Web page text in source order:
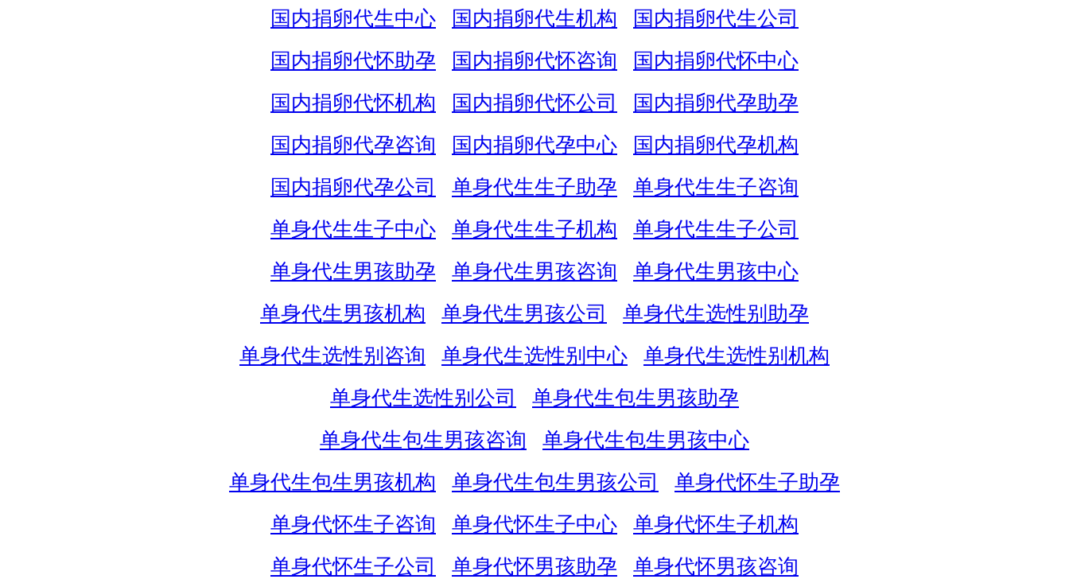
国内捐卵代生中心
国内捐卵代生机构
国内捐卵代生公司
国内捐卵代怀助孕
国内捐卵代怀咨询
国内捐卵代怀中心
国内捐卵代怀机构
国内捐卵代怀公司
国内捐卵代孕助孕
国内捐卵代孕咨询
国内捐卵代孕中心
国内捐卵代孕机构
国内捐卵代孕公司
单身代生生子助孕
单身代生生子咨询
单身代生生子中心
单身代生生子机构
单身代生生子公司
单身代生男孩助孕
单身代生男孩咨询
单身代生男孩中心
单身代生男孩机构
单身代生男孩公司
单身代生选性别助孕
单身代生选性别咨询
单身代生选性别中心
单身代生选性别机构
单身代生选性别公司
单身代生包生男孩助孕
单身代生包生男孩咨询
单身代生包生男孩中心
单身代生包生男孩机构
单身代生包生男孩公司
单身代怀生子助孕
单身代怀生子咨询
单身代怀生子中心
单身代怀生子机构
单身代怀生子公司
单身代怀男孩助孕 单身代怀男孩咨询